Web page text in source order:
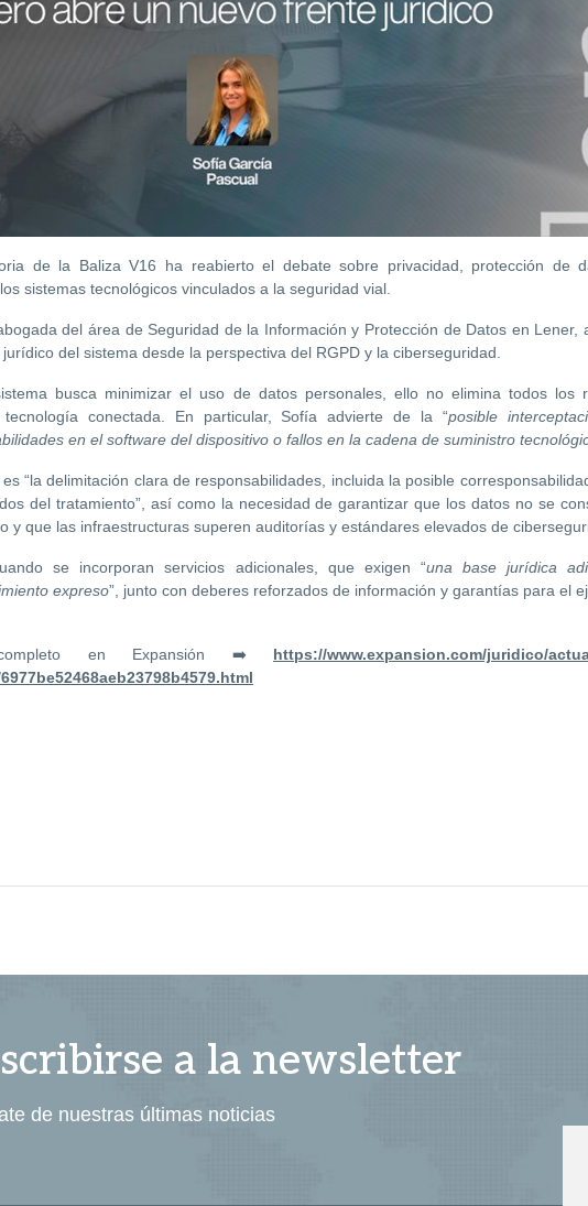
de la Baliza V16 ha reabierto el debate sobre privacidad, protección de
sistemas tecnológicos vinculados a la seguridad vial.
del área de Seguridad de la Información y Protección de Datos en Lener,
del sistema desde la perspectiva del RGPD y la ciberseguridad.
busca minimizar el uso de datos personales, ello no elimina todos los
conectada. En particular, Sofía advierte de la “posible
en el software del dispositivo o fallos en la cadena de suministro
“la delimitación clara de responsabilidades, incluida la posible
del tratamiento”, así como la necesidad de garantizar que los datos no se
y que las infraestructuras superen auditorías y estándares elevados de
se incorporan servicios adicionales, que exigen “una base jurídica
expreso”, junto con deberes reforzados de información y garantías para el
en Expansión ➡️ https://www.expansion.com/juridico/
a la newsletter
de nuestras últimas noticias